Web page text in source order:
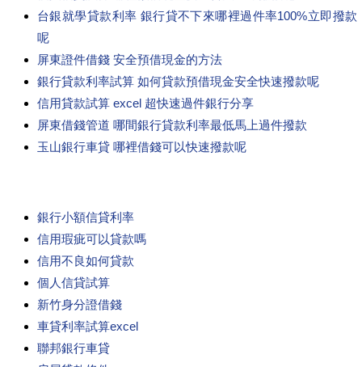
台銀就學貸款利率 銀行貸不下來哪裡過件率100%立即撥款
呢
屏東證件借錢 安全預借現金的方法
銀行貸款利率試算 如何貸款預借現金安全快速撥款呢
信用貸款試算 excel 超快速過件銀行分享
屏東借錢管道 哪間銀行貸款利率最低馬上過件撥款
玉山銀行車貸 哪裡借錢可以快速撥款呢
銀行小額信貸利率
信用瑕疵可以貸款嗎
信用不良如何貸款
個人信貸試算
新竹身分證借錢
車貸利率試算excel
聯邦銀行車貸